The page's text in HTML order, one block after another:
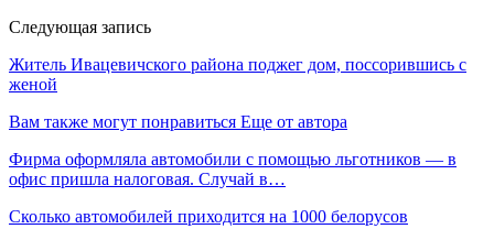
Следующая запись
Житель Ивацевичского района поджег дом, поссорившись с
женой
Вам также могут понравиться Еще от автора
Фирма оформляла автомобили с помощью льготников — в
офис пришла налоговая. Случай в…
Сколько автомобилей приходится на 1000 белорусов